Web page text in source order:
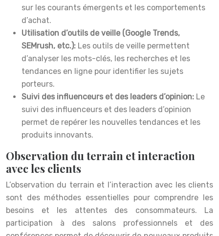
sur les courants émergents et les comportements
d’achat.
Utilisation d’outils de veille (Google Trends,
SEMrush, etc.): Les outils de veille permettent
d’analyser les mots-clés, les recherches et les
tendances en ligne pour identifier les sujets
porteurs.
Suivi des influenceurs et des leaders d’opinion: Le
suivi des influenceurs et des leaders d’opinion
permet de repérer les nouvelles tendances et les
produits innovants.
Observation du terrain et interaction
avec les clients
L’observation du terrain et l’interaction avec les clients
sont des méthodes essentielles pour comprendre les
besoins et les attentes des consommateurs. La
participation à des salons professionnels et des